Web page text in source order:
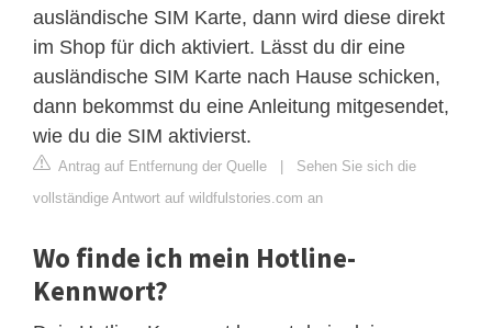
ausländische SIM Karte, dann wird diese direkt
im Shop für dich aktiviert. Lässt du dir eine
ausländische SIM Karte nach Hause schicken,
dann bekommst du eine Anleitung mitgesendet,
wie du die SIM aktivierst.
Antrag auf Entfernung der Quelle | Sehen Sie sich die
vollständige Antwort auf wildfulstories.com an
Wo finde ich mein Hotline-
Kennwort?